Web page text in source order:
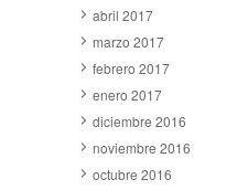
abril 2017
marzo 2017
febrero 2017
enero 2017
diciembre 2016
noviembre 2016
octubre 2016